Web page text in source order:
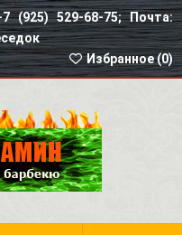
(925) 529-68-75; Почта:
Избранное (0)